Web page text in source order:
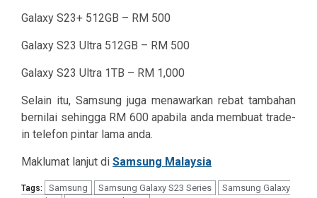
Galaxy S23+ 512GB – RM 500
Galaxy S23 Ultra 512GB – RM 500
Galaxy S23 Ultra 1TB – RM 1,000
Selain itu, Samsung juga menawarkan rebat tambahan
bernilai sehingga RM 600 apabila anda membuat trade-
in telefon pintar lama anda.
Maklumat lanjut di Samsung Malaysia
Tags: Samsung Samsung Galaxy S23 Series
Samsung Galaxy